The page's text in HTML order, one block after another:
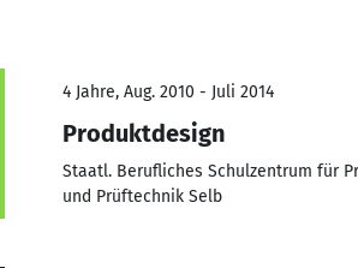
4 Jahre, Aug. 2010 - Juli 2014
Produktdesign
Staatl. Berufliches Schulzentrum für
und Prüftechnik Selb